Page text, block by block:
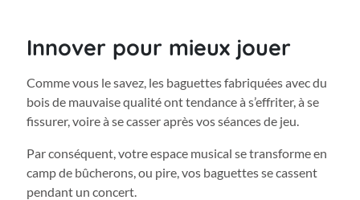
Innover pour mieux jouer
Comme vous le savez, les baguettes fabriquées avec du
bois de mauvaise qualité ont tendance à s’effriter, à se
fissurer, voire à se casser après vos séances de jeu.
Par conséquent, votre espace musical se transforme en
camp de bûcherons, ou pire, vos baguettes se cassent
pendant un concert.